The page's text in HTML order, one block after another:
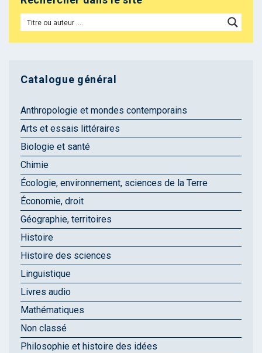
Catalogue général
Anthropologie et mondes contemporains
Arts et essais littéraires
Biologie et santé
Chimie
Écologie, environnement, sciences de la Terre
Économie, droit
Géographie, territoires
Histoire
Histoire des sciences
Linguistique
Livres audio
Mathématiques
Non classé
Philosophie et histoire des idées